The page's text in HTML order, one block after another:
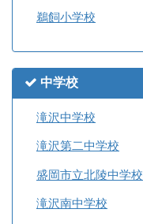
鵜飼小学校
中学校
滝沢中学校
滝沢第二中学校
盛岡市立北陵中学校
滝沢南中学校